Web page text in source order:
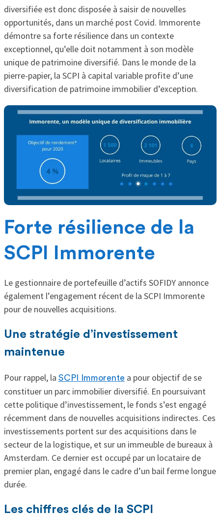
diversifiée est donc disposée à saisir de nouvelles
opportunités, dans un marché post Covid. Immorente
démontre sa forte résilience dans un contexte
exceptionnel, qu’elle doit notamment à son modèle
unique de patrimoine diversifié. Dans le monde de la
pierre-papier, la SCPI à capital variable profite d’une
diversification de patrimoine immobilier d’exception.
Forte résilience de la
SCPI Immorente
Le gestionnaire de portefeuille d’actifs SOFIDY annonce
également l’engagement récent de la SCPI Immorente
pour de nouvelles acquisitions.
Une stratégie d’investissement
maintenue
Pour rappel, la SCPI Immorente a pour objectif de se
constituer un parc immobilier diversifié. En poursuivant
cette politique d’investissement, le fonds s’est engagé
récemment dans de nouvelles acquisitions indirectes. Ces
investissements portent sur des acquisitions dans le
secteur de la logistique, et sur un immeuble de bureaux à
Amsterdam. Ce dernier est occupé par un locataire de
premier plan, engagé dans le cadre d’un bail ferme longue
durée.
Les chiffres clés de la SCPI